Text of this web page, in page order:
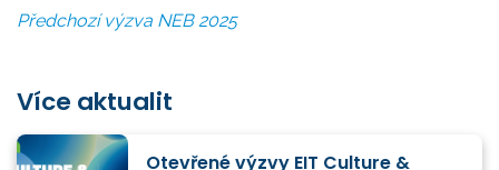
Předchozí výzva NEB 2025
Více aktualit
Otevřené výzvy EIT Culture &